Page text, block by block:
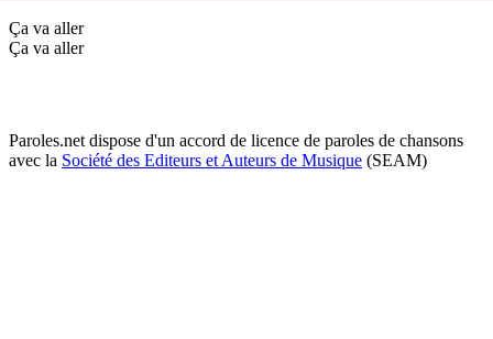
Ça va aller
Ça va aller
Paroles.net dispose d'un accord de licence de paroles de chansons
avec la Société des Editeurs et Auteurs de Musique (SEAM)